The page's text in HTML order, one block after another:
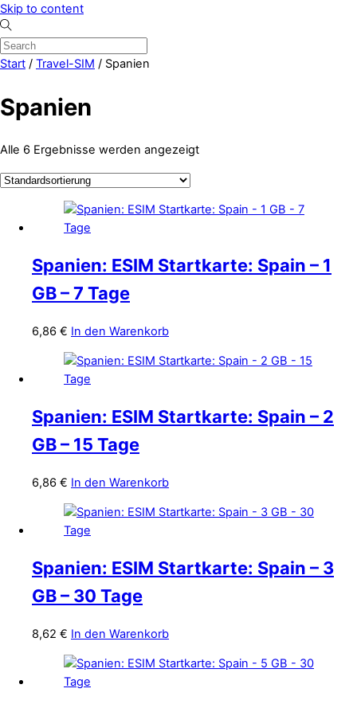
Skip to content
Start / Travel-SIM / Spanien
Spanien
Alle 6 Ergebnisse werden angezeigt
Spanien: ESIM Startkarte: Spain – 1
GB – 7 Tage
6,86 € In den Warenkorb
Spanien: ESIM Startkarte: Spain – 2
GB – 15 Tage
6,86 € In den Warenkorb
Spanien: ESIM Startkarte: Spain – 3
GB – 30 Tage
8,62 € In den Warenkorb